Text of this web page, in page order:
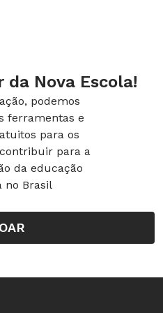
Peça que o bebê se
a ele qual será o
atribuindo uma
ações do
a família a guardar os
da Nova Escola!
podemos
ferramentas e
para os
para a
da educação
no Brasil